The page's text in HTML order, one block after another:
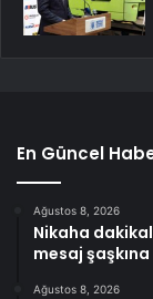
En Güncel
Ağustos 8, 2026
Nikaha
mesaj
Ağustos 8, 2026